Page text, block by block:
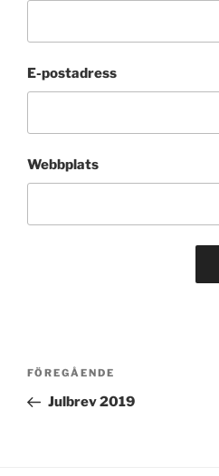
E-postadress
Webbplats
Inläggsnavigering
Föregående
inlägg
FÖREGÅENDE
Julbrev 2019